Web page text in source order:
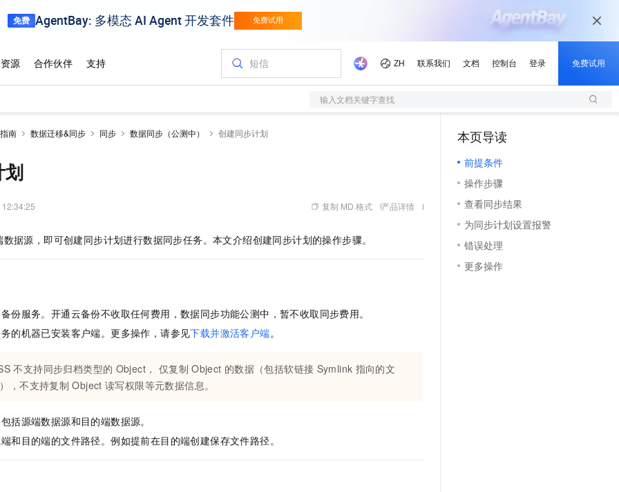
输入文档关键字查找
南 数据迁移&同步 同步 数据同步（公测中） 创建同步计划
划
复制 MD 格式 产品详情
据源，即可创建同步计划进行数据同步任务。本文介绍创建同步计划的操作步骤。
份服务。开通云备份不收取任何费用，数据同步功能公测中，暂不收取同步费用。
的机器已安装客户端。更多操作，请参见下载并激活客户端。
不支持同步归档类型的 Object， 仅复制 Object 的数据（包括软链接 Symlink 指向的文
，不支持复制 Object 读写权限等元数据信息。
括源端数据源和目的端数据源。
和目的端的文件路径。例如提前在目的端创建保存文件路径。
本页导读
前提条件
操作步骤
查看同步结果
为同步计划设置报警
错误处理
更多操作